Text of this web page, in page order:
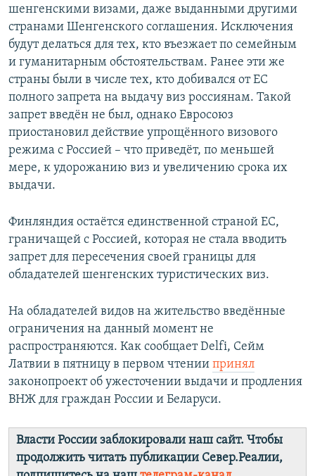
шенгенскими визами, даже выданными другими
странами Шенгенского соглашения. Исключения
будут делаться для тех, кто въезжает по семейным
и гуманитарным обстоятельствам. Ранее эти же
страны были в числе тех, кто добивался от ЕС
полного запрета на выдачу виз россиянам. Такой
запрет введён не был, однако Евросоюз
приостановил действие упрощённого визового
режима с Россией – что приведёт, по меньшей
мере, к удорожанию виз и увеличению срока их
выдачи.
Финляндия остаётся единственной страной ЕС,
граничащей с Россией, которая не стала вводить
запрет для пересечения своей границы для
обладателей шенгенских туристических виз.
На обладателей видов на жительство введённые
ограничения на данный момент не
распространяются. Как сообщает Delfi, Сейм
Латвии в пятницу в первом чтении принял
законопроект об ужесточении выдачи и продления
ВНЖ для граждан России и Беларуси.
Власти России заблокировали наш сайт. Чтобы
продолжить читать публикации Север.Реалии,